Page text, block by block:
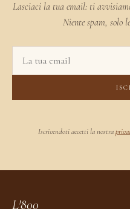
Lasciaci la tua email: ti
Niente spam, solo
Iscrivendoti accetti la nostra
L'800